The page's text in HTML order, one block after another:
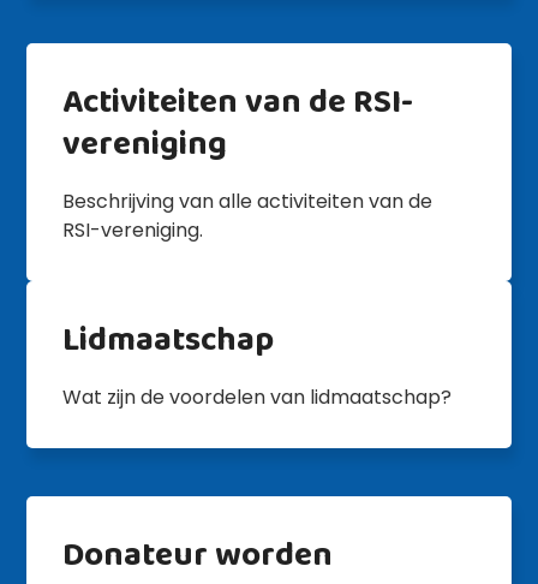
Activiteiten van de RSI-
vereniging
Beschrijving van alle activiteiten van de
RSI-vereniging.
Lidmaatschap
Wat zijn de voordelen van lidmaatschap?
Donateur worden